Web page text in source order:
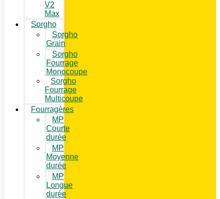
V2
Max
Sorgho
Sorgho
Grain
Sorgho
Fourrage
Monocoupe
Sorgho
Fourrage
Multicoupe
Fourragères
MP
Courte
durée
MP
Moyenne
durée
MP
Longue
durée